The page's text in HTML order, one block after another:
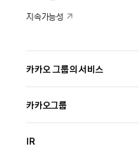
지속가능성
카카오 그룹의 서비스
카카오그룹
IR